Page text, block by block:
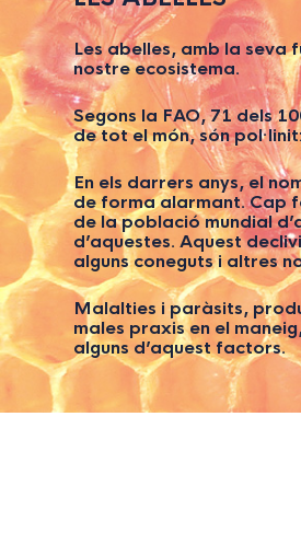
Les abelles, amb la seva
nostre ecosistema.
Segons la FAO, 71 dels
de tot el món, són
En els darrers anys, el
de forma alarmant. Cap
de la població mundial
d’aquestes. Aquest
alguns coneguts i altres
Malalties i paràsits,
males praxis en el
alguns d’aquest factors.